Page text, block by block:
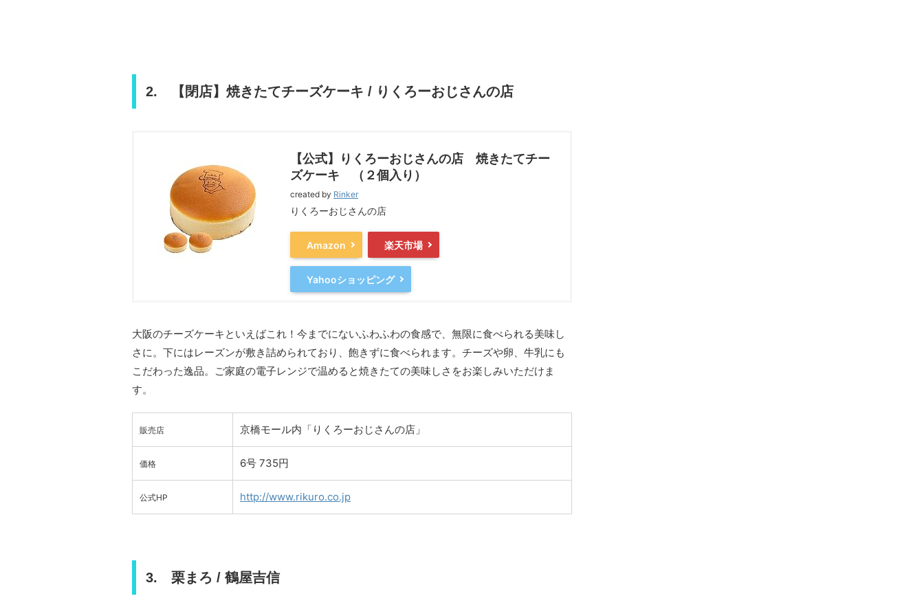
2. 【閉店】焼きたてチーズケーキ / りくろーおじさんの店
【公式】りくろーおじさんの店 焼きたてチー
ズケーキ （２個入り）
created by Rinker
りくろーおじさんの店
Amazon 楽天市場
Yahooショッピング
大阪のチーズケーキといえばこれ！今までにないふわふわの食感で、無限に食べられる美味し
さに。下にはレーズンが敷き詰められており、飽きずに食べられます。チーズや卵、牛乳にも
こだわった逸品。ご家庭の電子レンジで温めると焼きたての美味しさをお楽しみいただけま
す。
販売店 京橋モール内「りくろーおじさんの店」
価格 6号 735円
公式HP http://www.rikuro.co.jp
3. 栗まろ / 鶴屋吉信